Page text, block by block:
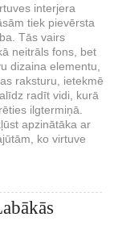
interjera
tiek pievērsta
Tās vairs
neitrāls fons, bet
dizaina elementu,
raksturu, ietekmē
radīt vidi, kurā
ilgtermiņā.
apzinātāka ar
ko virtuve